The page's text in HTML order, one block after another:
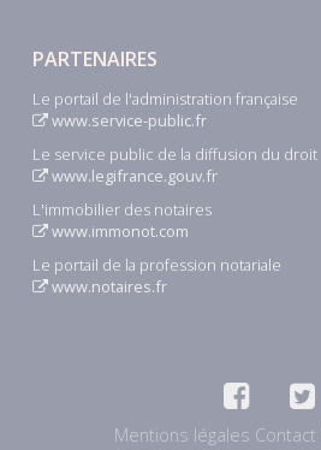
PARTENAIRES
Le portail de l'administration française
www.service-public.fr
Le service public de la diffusion du droit
www.legifrance.gouv.fr
L'immobilier des notaires
www.immonot.com
Le portail de la profession notariale
www.notaires.fr
Mentions légales Contact